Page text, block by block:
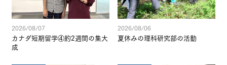
2026/08/07
カナダ短期留学④約2週間の集大
成
2026/08/06
夏休みの理科研究部の活動